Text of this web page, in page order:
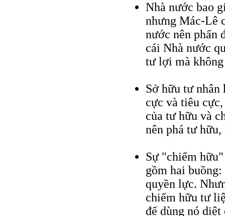
Nhà nước bao
nhưng Mác-Lê
nước nên phấn
cái Nhà nước
tư lợi mà
Sở hữu tư nhân
cực và tiêu
của tư hữu và
nên phá tư
Sự "chiếm
gồm hai
quyền lực.
chiếm hữu tư
để dùng nó